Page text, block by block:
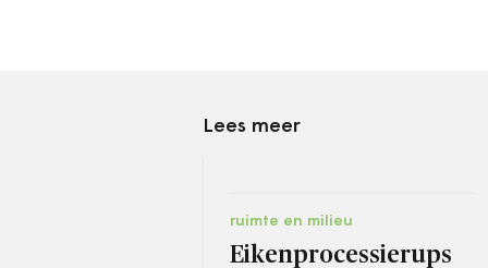
Lees meer
ruimte en milieu
Eikenprocessierups